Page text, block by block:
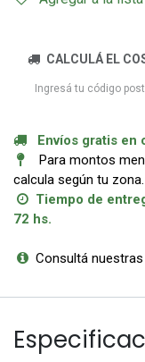
CALCULÁ EL
Envíos gratis en
Para montos
calcula según tu zona.
Tiempo de
72 hs.
Consultá nuestras